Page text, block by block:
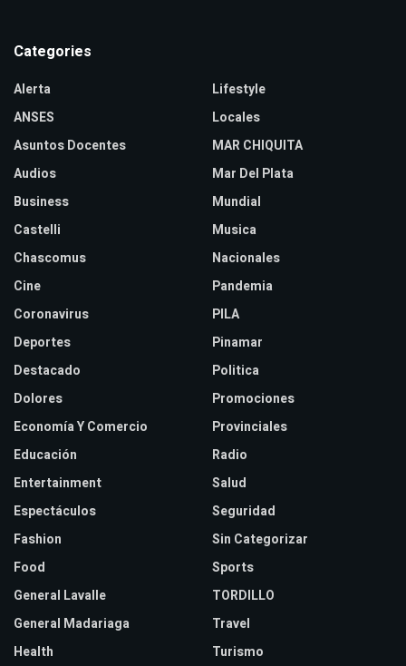
Categories
Alerta
ANSES
Asuntos Docentes
Audios
Business
Castelli
Chascomus
Cine
Coronavirus
Deportes
Destacado
Dolores
Economía Y Comercio
Educación
Entertainment
Espectáculos
Fashion
Food
General Lavalle
General Madariaga
Health
Lifestyle
Locales
MAR CHIQUITA
Mar Del Plata
Mundial
Musica
Nacionales
Pandemia
PILA
Pinamar
Politica
Promociones
Provinciales
Radio
Salud
Seguridad
Sin Categorizar
Sports
TORDILLO
Travel
Turismo